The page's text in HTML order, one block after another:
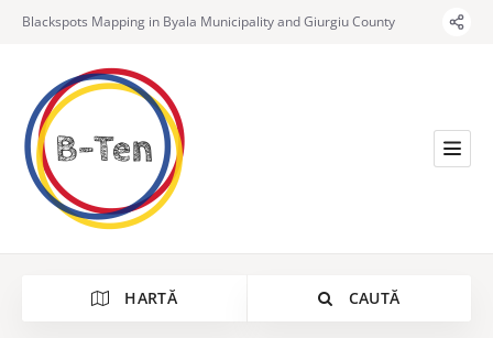
Blackspots Mapping in Byala Municipality and Giurgiu County
HARTĂ CAUTĂ